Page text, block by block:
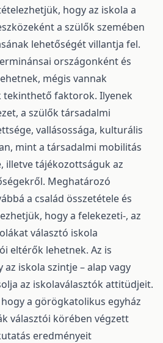
hogy az iskola a
a szülők szemében
lehetőségét villantja fel.
országonként és
mégis vannak
tekinthető faktorok. Ilyenek
a szülők társadalmi
vallásossága, kulturális
mint a társadalmi mobilitás
illetve tájékozottságuk az
Meghatározó
a család összetétele és
hogy a felekezeti-, az
választó iskola
eltérők lehetnek. Az is
iskola szintje – alap vagy
az iskolaválasztók attitüdjeit.
a görögkatolikus egyház
választói körében végzett
eredményeit